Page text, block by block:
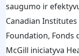
saugumo ir
Canadian Institutes
Foundation, Fonds
McGill iniciatyva